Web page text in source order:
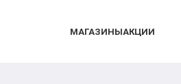
МАГАЗИНЫАКЦИИ